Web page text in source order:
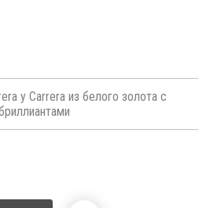
y Carrera из белого золота с